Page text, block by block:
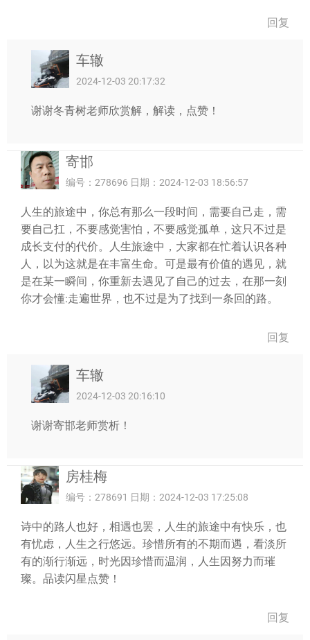
回复
车辙
2024-12-03 20:17:32
谢谢冬青树老师欣赏解，解读，点赞！
寄邯
编号：278696 日期：2024-12-03 18:56:57
人生的旅途中，你总有那么一段时间，需要自己走，需
要自己扛，不要感觉害怕，不要感觉孤单，这只不过是
成长支付的代价。人生旅途中，大家都在忙着认识各种
人，以为这就是在丰富生命。可是最有价值的遇见，就
是在某一瞬间，你重新去遇见了自己的过去，在那一刻
你才会懂:走遍世界，也不过是为了找到一条回的路。
回复
车辙
2024-12-03 20:16:10
谢谢寄邯老师赏析！
房桂梅
编号：278691 日期：2024-12-03 17:25:08
诗中的路人也好，相遇也罢，人生的旅途中有快乐，也
有忧虑，人生之行悠远。珍惜所有的不期而遇，看淡所
有的渐行渐远，时光因珍惜而温润，人生因努力而璀
璨。品读闪星点赞！
回复